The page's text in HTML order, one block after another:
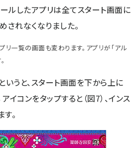
ルしたアプリは全てスタート画面に
れなくなりました。
一覧の画面も変わります。アプリが「アル
いうと、スタート画面を下から上に
コンをタップすると（図7）、インス
。